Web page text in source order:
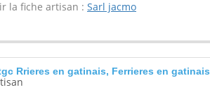
la fiche artisan : Sarl jacmo
Rrieres en gatinais, Ferrieres en gatinais